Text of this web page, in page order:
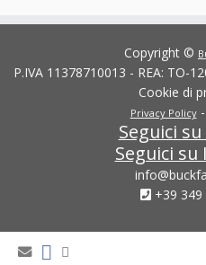
Copyright ©
P.IVA 11378710013 - REA: TO-
Cookie di
Privacy Policy-
Seguici
Seguici
+39 349